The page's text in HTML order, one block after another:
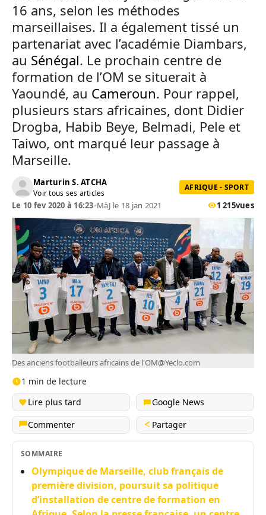
16 ans, selon les méthodes
marseillaises. Il a également tissé un
partenariat avec l’académie Diambars,
au Sénégal. Le prochain centre de
formation de l’OM se situerait à
Yaoundé, au Cameroun. Pour rappel,
plusieurs stars africaines, dont Didier
Drogba, Habib Beye, Belmadi, Pele et
Taiwo, ont marqué leur passage à
Marseille.
Marturin S. ATCHA
Voir tous ses articles
AFRIQUE - SPORT
Le 10 fev 2020 à 16:23•MàJ le 18 jan 2021 1 215vues
Des anciens footballeurs africains de l'OM@Yeclo.com
1 min de lecture
Lire plus tard
Google News
Commenter
Partager
SOMMAIRE
Olympique de Marseille, club français de
première division, poursuit sa politique
d’installation de centre de formation en